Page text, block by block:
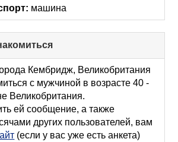
машина
to
collapse
contents
Кембридж, Великобритания
с мужчиной в возрасте 40 -
Великобритания.
ей сообщение, а также
других пользователей, вам
(если у вас уже есть анкета)